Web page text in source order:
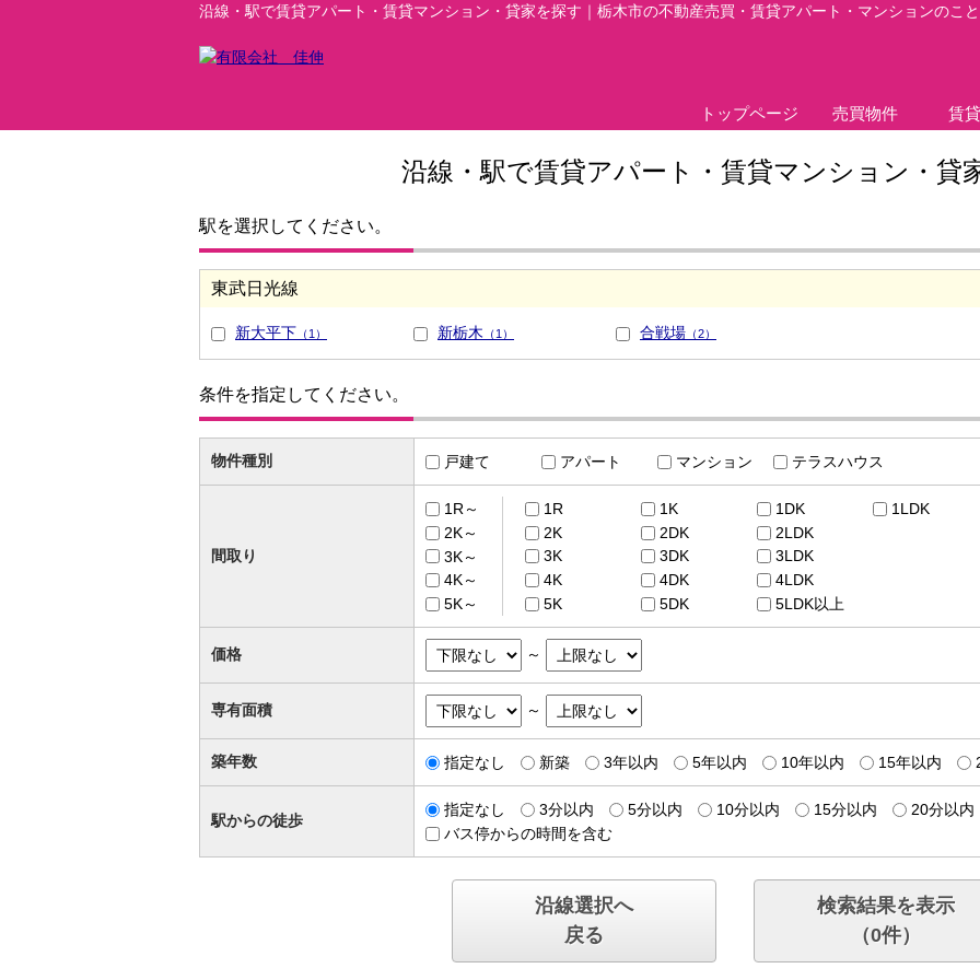
沿線・駅で賃貸アパート・賃貸マンション・貸家を探す｜栃木市の不動産売買・賃貸アパート・マンションのこ
トップページ 売買物件 賃
沿線・駅で賃貸アパート・賃貸マンション・貸
駅を選択してください。
東武日光線
新大平下 （1） 新栃木 （1） 合戦場 （2）
条件を指定してください。
物件種別 戸建て アパート マンション テラスハウス
間取り
1R～
2K～
3K～
4K～
5K～
1R 1K 1DK
1LDK
2K
2DK
2LDK
3K
3DK
3LDK
4K
4DK
4LDK
5K
5DK 5LDK以上
価格 ～
専有面積 ～
築年数 指定なし 新築 3年以内 5年以内 10年以内 15年以内
駅からの徒歩
指定なし 3分以内 5分以内 10分以内 15分以内
20分以内
バス停からの時間を含む
沿線選択へ
戻る
検索結果を表示
（0件）